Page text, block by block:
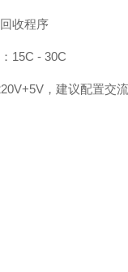
收程序
15C - 30C
，建议配置交